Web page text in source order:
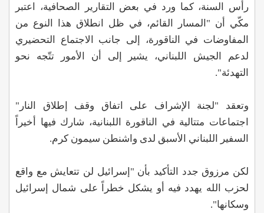
رأس السنة، كما ورد في بعض التقارير الصحافية، اعتبر
مكّي أن "المسار القائم، في ظل انطلاق هذا النوع من
المفاوضات في الناقورة، إلى جانب الاجتماع التحضيري
لدعم الجيش اللبناني، يشير إلى أن الأمور تتّجه نحو
التهدئة".
وتعقد "لجنة الإشراف على اتفاق وقف إطلاق النار"
اجتماعات متتالية في الناقورة اللبنانية، شارك فيها أخيراً
السفير اللبناني الأسبق لدى واشنطن سيمون كرم.
لكن مرزوق جدد التأكيد بأن "إسرائيل لن تتعايش مع واقع
لحزب الله يهدد فيه أو يشكل خطراً على شمال إسرائيل
وسكانها".